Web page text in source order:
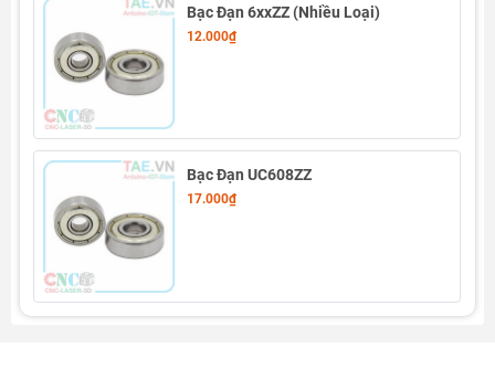
Bạc Đạn 6xxZZ (Nhiều Loại)
12.000₫
Bạc Đạn UC608ZZ
17.000₫